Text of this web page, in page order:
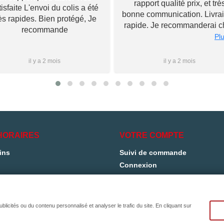
L'envoi du colis a été
rapides. Bien protégé, Je
recommande
il y a 2 mois
rapport qualité prix, et
bonne communication.
rapide. Je recommanderai
Toupourvan ! Merci bcp
il y a 2 mois
VOTRE COMPTE
Suivi de commande
Connexion
ou du contenu personnalisé et analyser le trafic du site. En cliquant sur